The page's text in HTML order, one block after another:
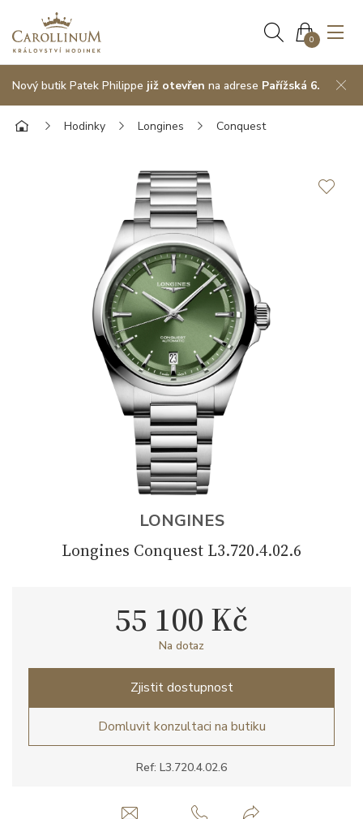
0
Nový butik Patek Philippe již otevřen na adrese Pařížská 6.
Hodinky Longines Conquest
LONGINES
Longines Conquest L3.720.4.02.6
Ref: L3.720.4.02.6
55 100 Kč
Na dotaz
Zjistit dostupnost
Domluvit konzultaci na butiku